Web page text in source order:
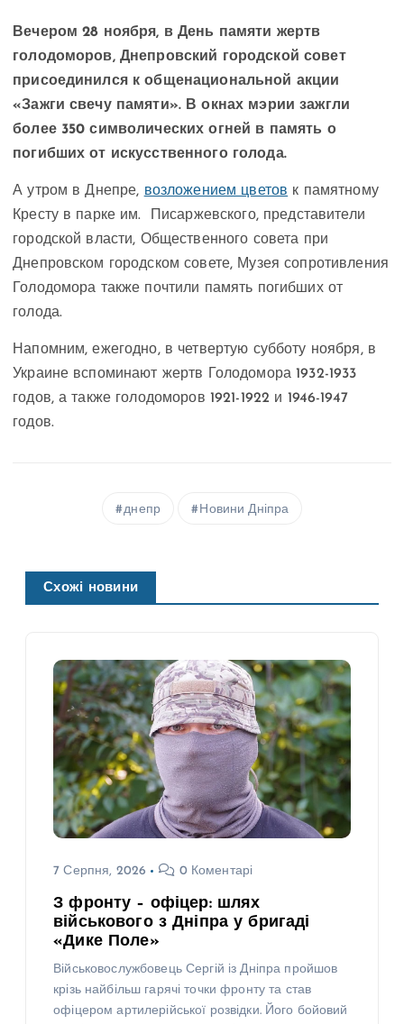
Вечером 28 ноября, в День памяти жертв
голодоморов, Днепровский городской совет
присоединился к общенациональной акции
«Зажги свечу памяти». В окнах мэрии зажгли
более 350 символических огней в память о
погибших от искусственного голода.
А утром в Днепре, возложением цветов к памятному
Кресту в парке им. Писаржевского, представители
городской власти, Общественного совета при
Днепровском городском совете, Музея сопротивления
Голодомора также почтили память погибших от
голода.
Напомним, ежегодно, в четвертую субботу ноября, в
Украине вспоминают жертв Голодомора 1932-1933
годов, а также голодоморов 1921-1922 и 1946-1947
годов.
днепр Новини Дніпра
Схожі новини
7 Серпня, 2026 0 Коментарі
З фронту – офіцер: шлях
військового з Дніпра у бригаді
«Дике Поле»
Військовослужбовець Сергій із Дніпра пройшов
крізь найбільш гарячі точки фронту та став
офіцером артилерійської розвідки. Його бойовий